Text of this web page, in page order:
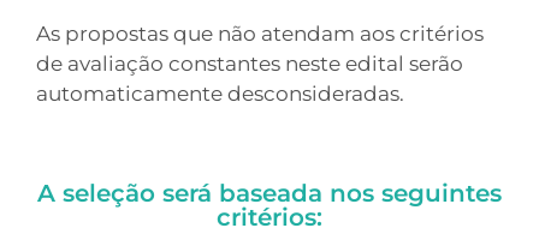
As propostas que não atendam aos critérios
de avaliação constantes neste edital serão
automaticamente desconsideradas.
A seleção será baseada nos seguintes
critérios: